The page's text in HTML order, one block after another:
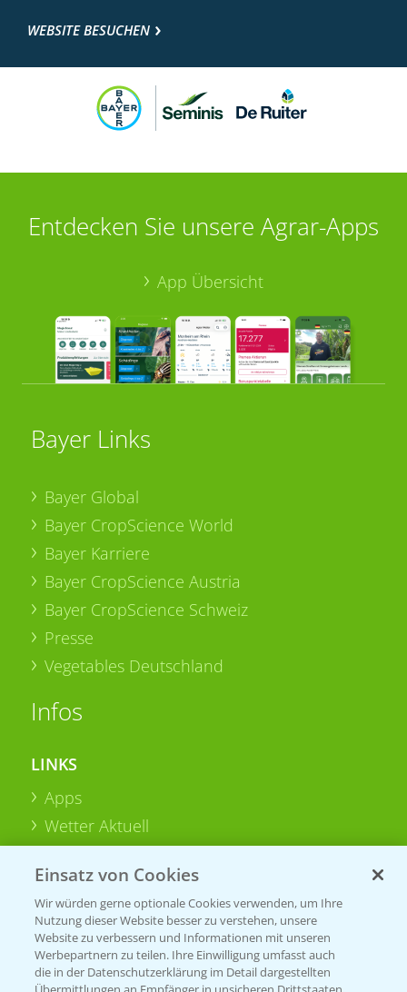
WEBSITE BESUCHEN
Entdecken Sie unsere Agrar-Apps
App Übersicht
Bayer Links
Bayer Global
Bayer CropScience World
Bayer Karriere
Bayer CropScience Austria
Bayer CropScience Schweiz
Presse
Vegetables Deutschland
Infos
LINKS
Apps
Wetter Aktuell
BROSCHÜREN
Ackerbau
Saatgut
Sonderkulturen
Einsatz von Cookies
Wir würden gerne optionale Cookies verwenden, um Ihre
Nutzung dieser Website besser zu verstehen, unsere
Website zu verbessern und Informationen mit unseren
Werbepartnern zu teilen. Ihre Einwilligung umfasst auch
die in der Datenschutzerklärung im Detail dargestellten